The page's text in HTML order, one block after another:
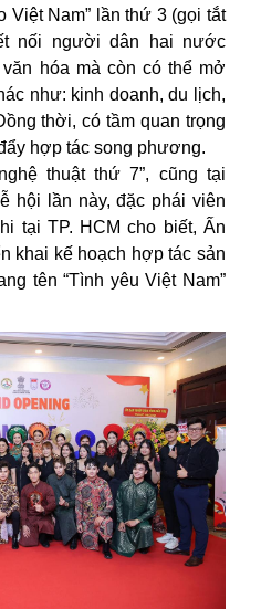
Việt Nam” lần thứ 3 (gọi tắt
nối người dân hai nước
hóa mà còn có thể mở
như: kinh doanh, du lịch,
thời, có tầm quan trọng
hợp tác song phương.
thuật thứ 7”, cũng tại
hội lần này, đặc phái viên
tại TP. HCM cho biết, Ấn
khai kế hoạch hợp tác sản
tên “Tình yêu Việt Nam”